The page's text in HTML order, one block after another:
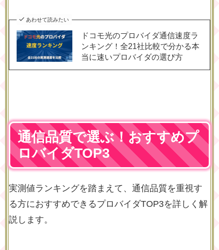
あわせて読みたい
ドコモ光のプロバイダ通信速度ラ
ンキング！全21社比較で分かる本
当に速いプロバイダの選び方
通信品質で選ぶ！おすすめプ
ロバイダTOP3
実測値ランキングを踏まえて、通信品質を重視す
る方におすすめできるプロバイダTOP3を詳しく解
説します。